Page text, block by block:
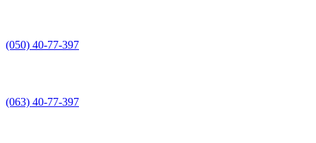
(050) 40-77-397
(063) 40-77-397